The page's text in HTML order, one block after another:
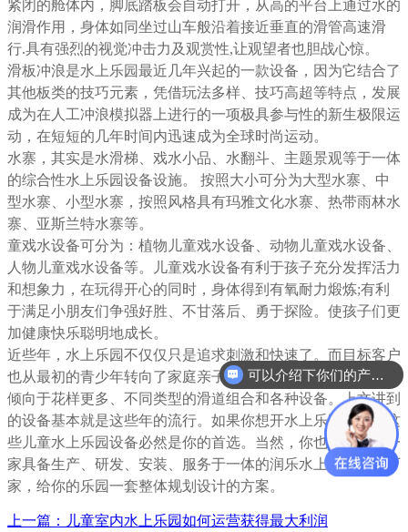
紧闭的舱体内，脚底踏板会自动打开，从高的平台上通过水的
润滑作用，身体如同坐过山车般沿着接近垂直的滑管高速滑
行.具有强烈的视觉冲击力及观赏性,让观望者也胆战心惊。
滑板冲浪是水上乐园最近几年兴起的一款设备，因为它结合了
其他板类的技巧元素，凭借玩法多样、技巧高超等特点，发展
成为在人工冲浪模拟器上进行的一项极具参与性的新生极限运
动，在短短的几年时间内迅速成为全球时尚运动。
水寨，其实是水滑梯、戏水小品、水翻斗、主题景观等于一体
的综合性水上乐园设备设施。 按照大小可分为大型水寨、中
型水寨、小型水寨，按照风格具有玛雅文化水寨、热带雨林水
寨、亚斯兰特水寨等。
童戏水设备可分为：植物儿童戏水设备、动物儿童戏水设备、
人物儿童戏水设备等。儿童戏水设备有利于孩子充分发挥活力
和想象力，在玩得开心的同时，身体得到有氧耐力煅炼;有利
于满足小朋友们争强好胜、不甘落后、勇于探险。使孩子们更
加健康快乐聪明地成长。
近些年，水上乐园不仅仅只是追求刺激和快速了。而目标客户
也从最初的青少年转向了家庭亲子客户群体。现阶段，乐园更
倾向于花样更多、不同类型的滑道组合和各种设备。上文讲到
的设备基本就是这些年的流行。如果你想开水上乐园，那么这
些儿童水上乐园设备必然是你的首选。当然，你也可以选择一
家具备生产、研发、安装、服务于一体的润乐水上乐园设备厂
家，给你的乐园一套整体规划设计的方案。
上一篇：儿童室内水上乐园如何运营获得最大利润
可以介绍下你们的产品么？